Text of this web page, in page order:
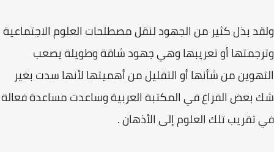
ولقد بذل كثير من الجهود لنقل مصطلحات العلوم الاجتماعية
وترجمتها أو تعريبها وهي جهود شاقة وطويلة يصعب
التهوين من شأنها أو التقليل من أهميتها لأنها سدت بغير
شك بعض الفراغ في المكتبة العربية وساعدت مساعدة فعالة
في تقريب تلك العلوم إلى الأذهان .